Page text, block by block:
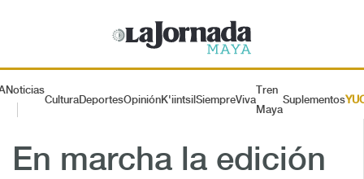
Noticias
CulturaDeportesOpiniónK'iintsil SiempreViva
Tren
Maya
Suplementos
En marcha la edición